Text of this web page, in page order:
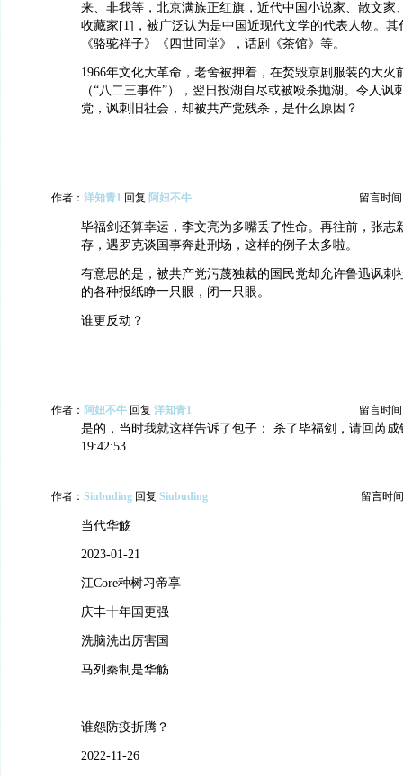
来、非我等，北京满族正红旗，近代中国小说家、散文家
收藏家[1]，被广泛认为是中国近现代文学的代表人物。其
《骆驼祥子》《四世同堂》，话剧《茶馆》等。
1966年文化大革命，老舍被押着，在焚毁京剧服装的大火
（“八二三事件”），翌日投湖自尽或被殴杀抛湖。令人讽
党，讽刺旧社会，却被共产党残杀，是什么原因？
作者： 洋知青1 回复 阿妞不牛 留言时间
毕福剑还算幸运，李文亮为多嘴丢了性命。再往前，张志
存，遇罗克谈国事奔赴刑场，这样的例子太多啦。
有意思的是，被共产党污蔑独裁的国民党却允许鲁迅讽刺
的各种报纸睁一只眼，闭一只眼。
谁更反动？
作者： 阿妞不牛 回复 洋知青1 留言时间
是的，当时我就这样告诉了包子： 杀了毕福剑，请回芮成
19:42:53
作者： Siubuding 回复 Siubuding 留言时
当代华觞
2023-01-21
江Core种树习帝享
庆丰十年国更强
洗脑洗出厉害国
马列秦制是华觞
谁怨防疫折腾？
2022-11-26